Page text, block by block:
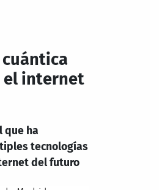
cuántica
el internet
que ha
tecnologías
del futuro